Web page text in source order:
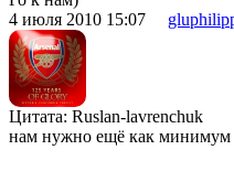
4 июля 2010 15:07
Цитата: Ruslan-lavrenchuk
нам нужно ещё как минимум